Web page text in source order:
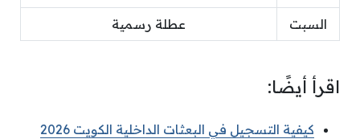
السبت عطلة رسمية
اقرأ أيضًا:
كيفية التسجيل في البعثات الداخلية الكويت 2026